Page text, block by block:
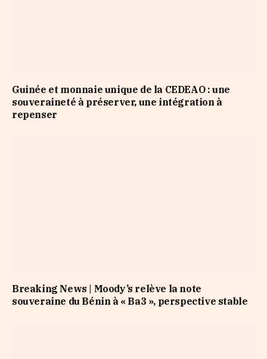
Guinée et monnaie unique de la CEDEAO : une
souveraineté à préserver, une intégration à
repenser
Breaking News | Moody’s relève la note
souveraine du Bénin à « Ba3 », perspective stable